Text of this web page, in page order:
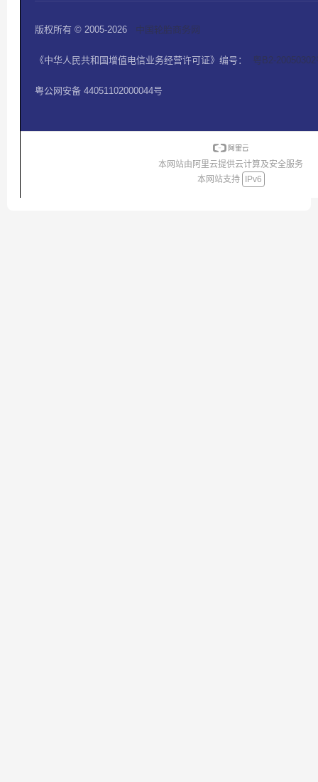
版权所有 © 2005-2026 中国轮胎商务网
《中华人民共和国增值电信业务经营许可证》编号： 粤B2-20050302
粤公网安备 44051102000044号
本网站由阿里云提供云计算及安全服务
本网站支持 IPv6